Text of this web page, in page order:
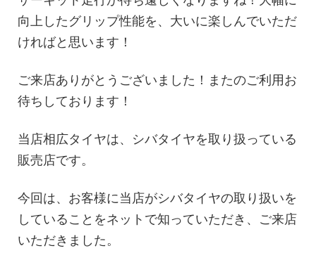
向上したグリップ性能を、大いに楽しんでいただ
ければと思います！
ご来店ありがとうございました！またのご利用お
待ちしております！
当店相広タイヤは、シバタイヤを取り扱っている
販売店です。
今回は、お客様に当店がシバタイヤの取り扱いを
していることをネットで知っていただき、ご来店
いただきました。